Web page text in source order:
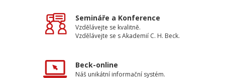
Semináře a Konference
Vzdělávejte se kvalitně.
Vzdělávejte se s Akademií C. H. Beck.
Beck-online
Náš unikátní informační systém.